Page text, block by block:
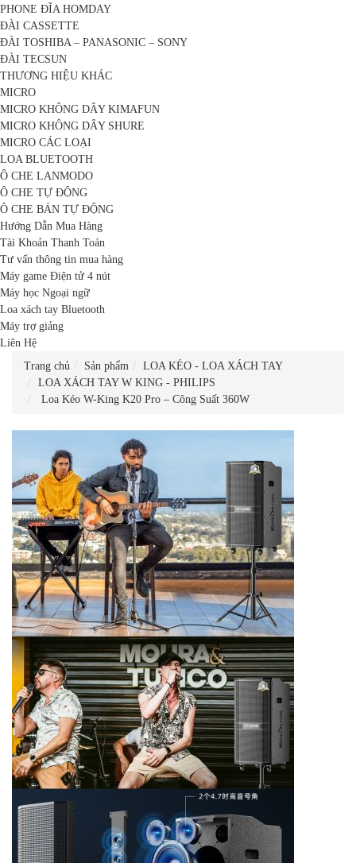
PHONE ĐĨA HOMDAY
ĐÀI CASSETTE
ĐÀI TOSHIBA – PANASONIC – SONY
ĐÀI TECSUN
THƯƠNG HIỆU KHÁC
MICRO
MICRO KHÔNG DÂY KIMAFUN
MICRO KHÔNG DÂY SHURE
MICRO CÁC LOẠI
LOA BLUETOOTH
Ô CHE LANMODO
Ô CHE TỰ ĐỘNG
Ô CHE BÁN TỰ ĐỘNG
Hướng Dẫn Mua Hàng
Tài Khoản Thanh Toán
Tư vấn thông tin mua hàng
Máy game Điện tử 4 nút
Máy học Ngoại ngữ
Loa xách tay Bluetooth
Máy trợ giảng
Liên Hệ
Trang chủ
Sản phẩm
LOA KÉO - LOA XÁCH TAY
LOA XÁCH TAY W KING - PHILIPS
Loa Kéo W-King K20 Pro – Công Suất 360W